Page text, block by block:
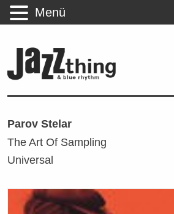
Parov Stelar
The Art Of Sampling
Universal
Menü